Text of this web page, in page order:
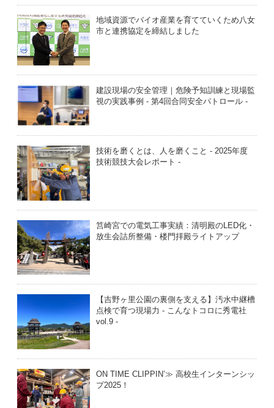
地域資源でバイオ産業を育てていくため八女
市と連携協定を締結しました
建設現場の安全管理｜危険予知訓練と現場監
視の実践事例 - 第4回合同安全パトロール -
技術を磨くとは、人を磨くこと - 2025年度
技術競技大会レポート -
筥崎宮での電気工事実績：清明殿のLED化・
放生会詰所整備・楼門拝殿ライトアップ
【吉野ヶ里公園の裏側を支える】汚水中継槽
点検で育つ現場力 - こんなトコロに秀電社
vol.9 -
ON TIME CLIPPIN’≫ 高校生インターンシッ
プ2025！